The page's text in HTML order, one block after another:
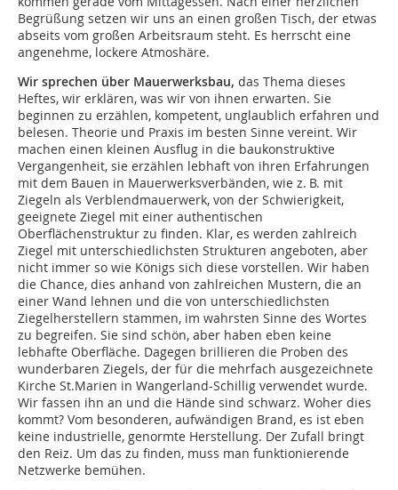
Begrüßung setzen wir uns an einen großen Tisch, der etwas
abseits vom großen Arbeitsraum steht. Es herrscht eine
angenehme, lockere Atmoshäre.
Wir sprechen über Mauerwerksbau, das Thema dieses
Heftes, wir erklären, was wir von ihnen erwarten. Sie
beginnen zu erzählen, kompetent, unglaublich erfahren und
belesen. Theorie und Praxis im besten Sinne vereint. Wir
machen einen kleinen Ausflug in die baukonstruktive
Vergangenheit, sie erzählen lebhaft von ihren Erfahrungen
mit dem Bauen in Mauerwerksverbänden, wie z. B. mit
Ziegeln als Verblendmauerwerk, von der Schwierigkeit,
geeignete Ziegel mit einer authentischen
Oberflächenstruktur zu finden. Klar, es werden zahlreich
Ziegel mit unterschiedlichsten Strukturen angeboten, aber
nicht immer so wie Königs sich diese vorstellen. Wir haben
die Chance, dies anhand von zahlreichen Mustern, die an
einer Wand lehnen und die von unterschiedlichsten
Ziegelherstellern stammen, im wahrsten Sinne des Wortes
zu begreifen. Sie sind schön, aber haben eben keine
lebhafte Oberfläche. Dagegen brillieren die Proben des
wunderbaren Ziegels, der für die mehrfach ausgezeichnete
Kirche St.Marien in Wangerland-Schillig verwendet wurde.
Wir fassen ihn an und die Hände sind schwarz. Woher dies
kommt? Vom besonderen, aufwändigen Brand, es ist eben
keine industrielle, genormte Herstellung. Der Zufall bringt
den Reiz. Um das zu finden, muss man funktionierende
Netzwerke bemühen.